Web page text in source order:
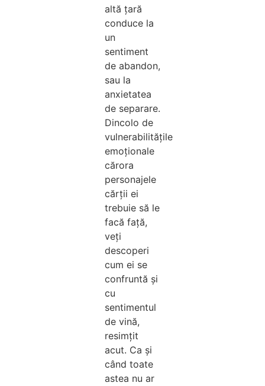
altă țară
conduce la
un
sentiment
de abandon,
sau la
anxietatea
de separare.
Dincolo de
vulnerabilitățile
emoționale
cărora
personajele
cărții ei
trebuie să le
facă față,
veți
descoperi
cum ei se
confruntă și
cu
sentimentul
de vină,
resimțit
acut. Ca și
când toate
astea nu ar